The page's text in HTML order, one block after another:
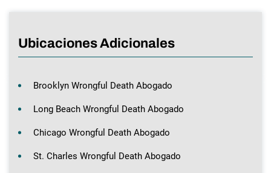
Ubicaciones Adicionales
Brooklyn Wrongful Death Abogado
Long Beach Wrongful Death Abogado
Chicago Wrongful Death Abogado
St. Charles Wrongful Death Abogado